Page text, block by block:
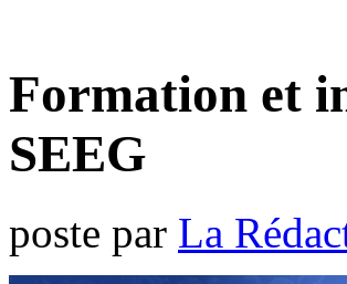
Formation et
SEEG
poste par La